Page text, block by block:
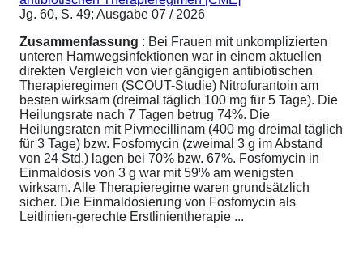
Jg. 60, S. 49; Ausgabe 07 / 2026
Zusammenfassung : Bei Frauen mit unkomplizierten
unteren Harnwegsinfektionen war in einem aktuellen
direkten Vergleich von vier gängigen antibiotischen
Therapieregimen (SCOUT-Studie) Nitrofurantoin am
besten wirksam (dreimal täglich 100 mg für 5 Tage). Die
Heilungsrate nach 7 Tagen betrug 74%. Die
Heilungsraten mit Pivmecillinam (400 mg dreimal täglich
für 3 Tage) bzw. Fosfomycin (zweimal 3 g im Abstand
von 24 Std.) lagen bei 70% bzw. 67%. Fosfomycin in
Einmaldosis von 3 g war mit 59% am wenigsten
wirksam. Alle Therapieregime waren grundsätzlich
sicher. Die Einmaldosierung von Fosfomycin als
Leitlinien-gerechte Erstlinientherapie ...